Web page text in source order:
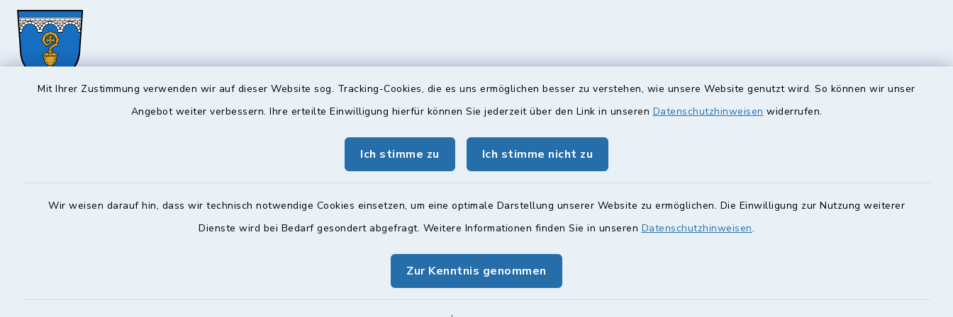
Mit Ihrer Zustimmung verwenden wir auf dieser Website sog. Tracking-Cookies, die es uns ermöglichen besser zu verstehen, wie unsere Website genutzt wird. So können wir unser
Angebot weiter verbessern. Ihre erteilte Einwilligung hierfür können Sie jederzeit über den Link in unseren Datenschutzhinweisen widerrufen.
Ich stimme zu Ich stimme nicht zu
Wir weisen darauf hin, dass wir technisch notwendige Cookies einsetzen, um eine optimale Darstellung unserer Website zu ermöglichen. Die Einwilligung zur Nutzung weiterer
Dienste wird bei Bedarf gesondert abgefragt. Weitere Informationen finden Sie in unseren Datenschutzhinweisen.
Zur Kenntnis genommen
Hochstadt a.Main
09574 6236-42
Öffnungszeiten
Montag, Mittwoch und Freitag:
08:00-12:00 Uhr
Donnerstag zusätzlich:
14:30-18:00 Uhr
Bürgersprechstunde
Sprechstunde:
Diese findet nach Vereinbarung statt.
Weitere Informationen finden Sie hier.
Quicklinks
Obermain Jura
Veranstaltungskalender
geoPortal Lichtenfels